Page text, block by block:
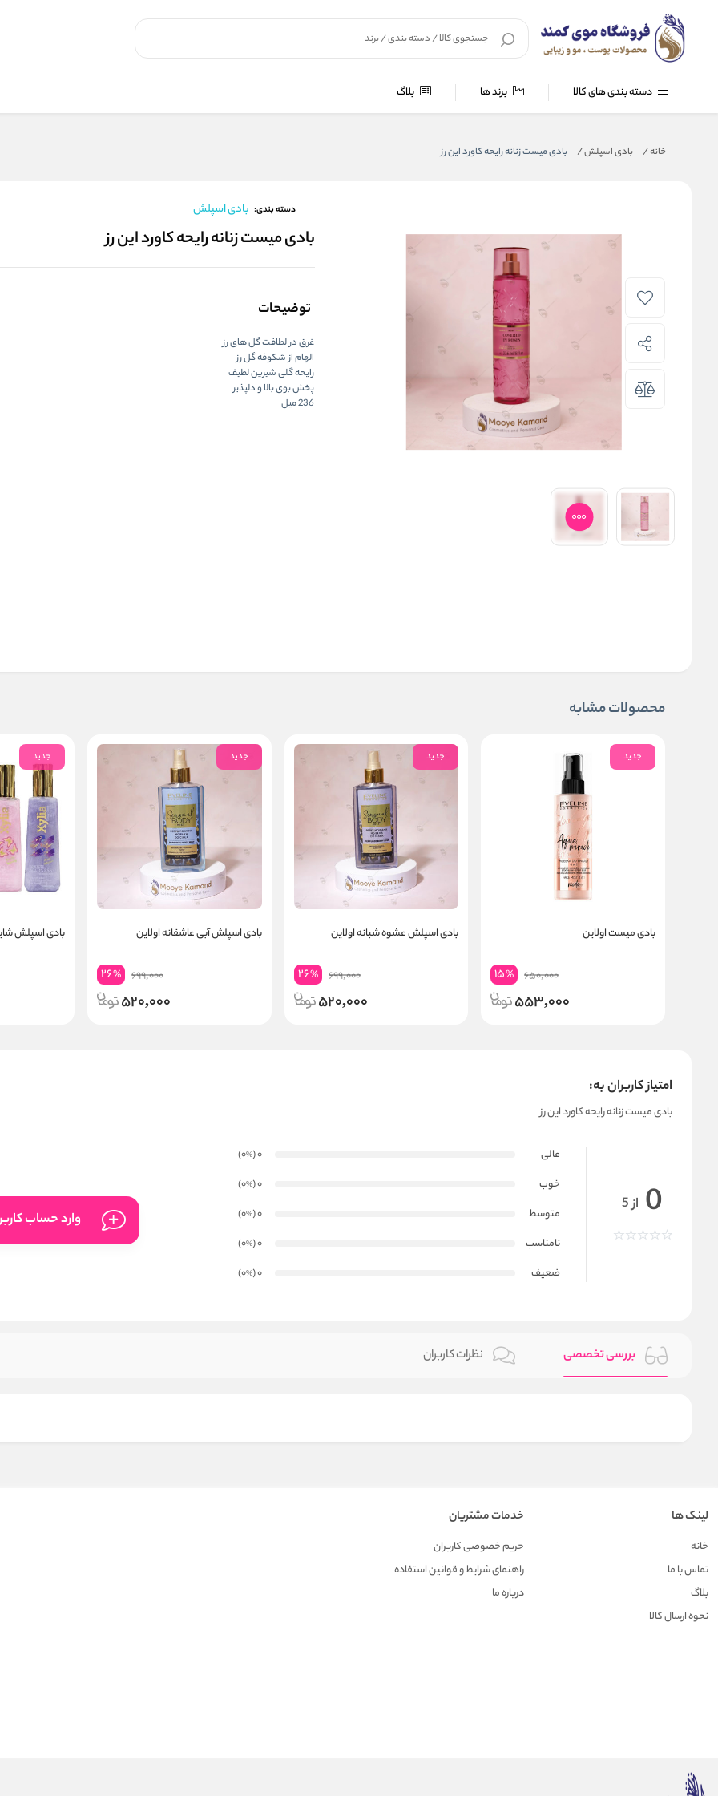
دسته بندی های کالا برند ها بلاگ
خانه/ بادی اسپلش/ بادی میست زنانه رایحه کاورد این رز
دسته بندی: بادی اسپلش
بادی میست زنانه رایحه کاورد این رز
توضیحات
غرق در لطافت گل های رز
الهام از شکوفه گل رز
رایحه گلی شیرین لطیف
پخش بوی بالا و دلپذیر
236 میل
محصولات مشابه
جدید
بادی میست اولاین
650,000
15%
553,000
جدید
بادی اسپلش عشوه شبانه اولاین
699,000
26%
520,000
جدید
بادی اسپلش آبی عاشقانه اولاین
699,000
26%
520,000
جدید
بادی اسپلش
امتیاز کاربران به:
بادی میست زنانه رایحه کاورد این رز
0 از 5
عالی 0
(0
%
)
خوب
0
(0
%
)
متوسط
0
(0
%
)
نامناسب
0
(0
%
)
ضعیف
0
(0
%
)
وارد حساب
بررسی تخصصی نظرات کاربران
لینک ها
خانه
تماس با ما
بلاگ
نحوه ارسال کالا
خدمات مشتریان
حریم خصوصی کاربران
راهنمای شرایط و قوانین استفاده
درباره ما